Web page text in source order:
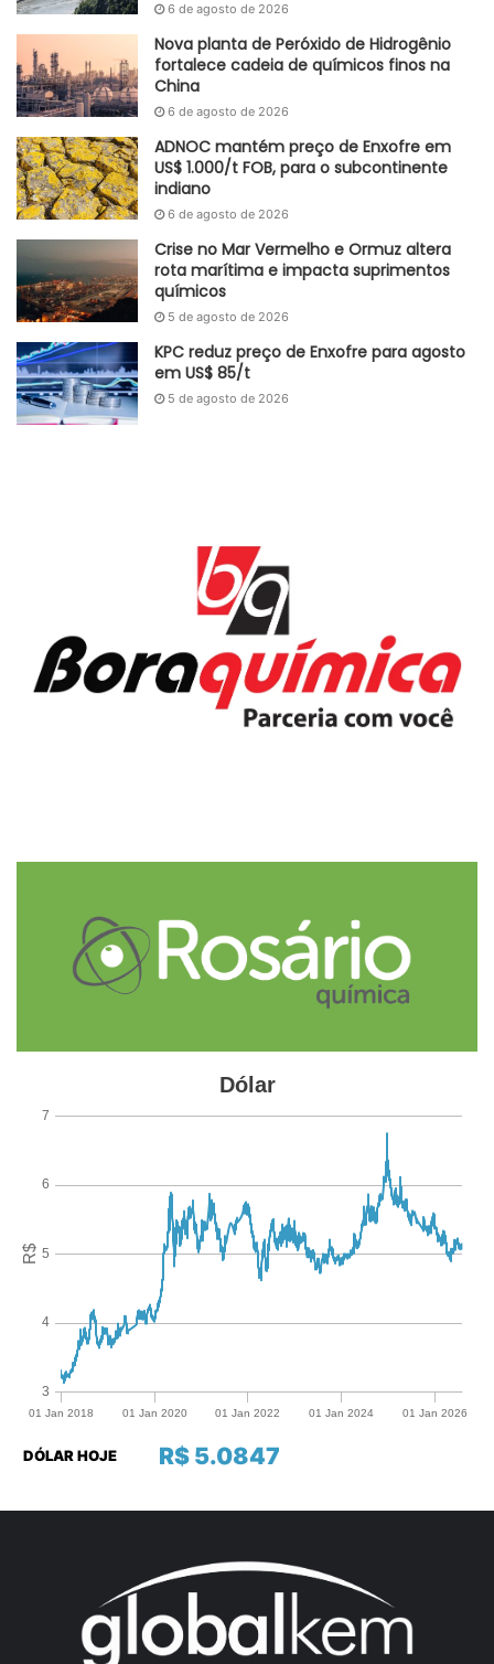
6 de agosto de 2026
Nova planta de Peróxido de Hidrogênio
fortalece cadeia de químicos finos na
China
6 de agosto de 2026
ADNOC mantém preço de Enxofre em
US$ 1.000/t FOB, para o subcontinente
indiano
6 de agosto de 2026
Crise no Mar Vermelho e Ormuz altera
rota marítima e impacta suprimentos
químicos
5 de agosto de 2026
KPC reduz preço de Enxofre para agosto
em US$ 85/t
5 de agosto de 2026
R$ 5.0847
DÓLAR HOJE